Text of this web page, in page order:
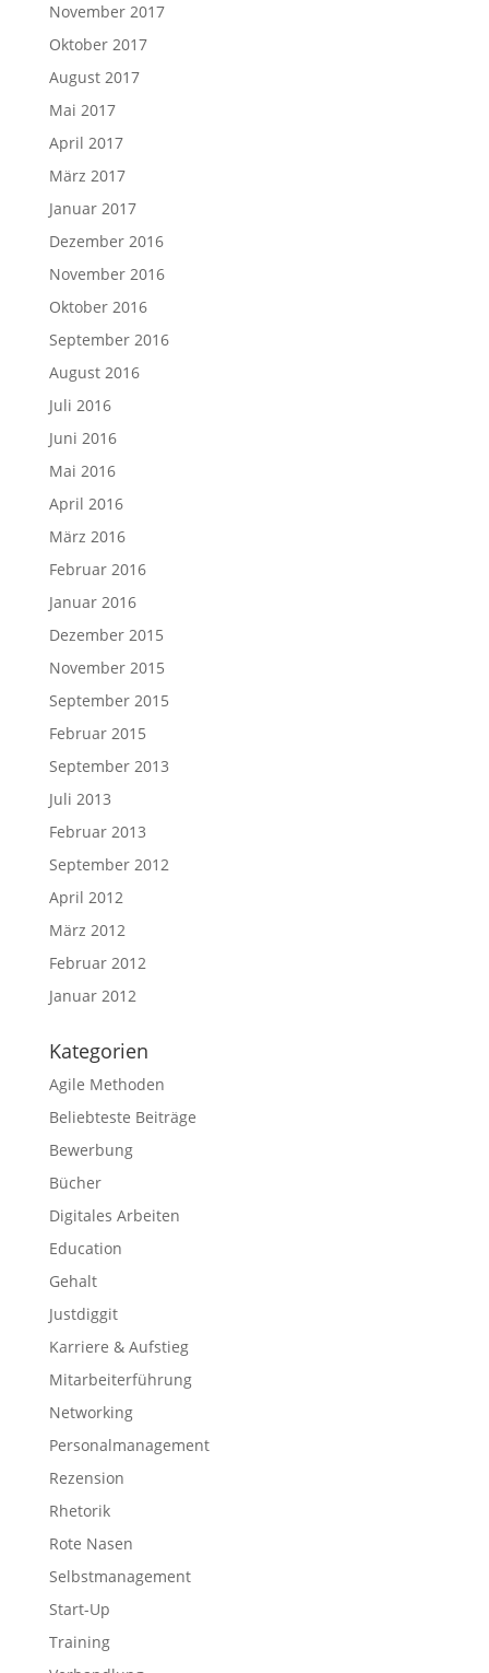
November 2017
Oktober 2017
August 2017
Mai 2017
April 2017
März 2017
Januar 2017
Dezember 2016
November 2016
Oktober 2016
September 2016
August 2016
Juli 2016
Juni 2016
Mai 2016
April 2016
März 2016
Februar 2016
Januar 2016
Dezember 2015
November 2015
September 2015
Februar 2015
September 2013
Juli 2013
Februar 2013
September 2012
April 2012
März 2012
Februar 2012
Januar 2012
Kategorien
Agile Methoden
Beliebteste Beiträge
Bewerbung
Bücher
Digitales Arbeiten
Education
Gehalt
Justdiggit
Karriere & Aufstieg
Mitarbeiterführung
Networking
Personalmanagement
Rezension
Rhetorik
Rote Nasen
Selbstmanagement
Start-Up
Training